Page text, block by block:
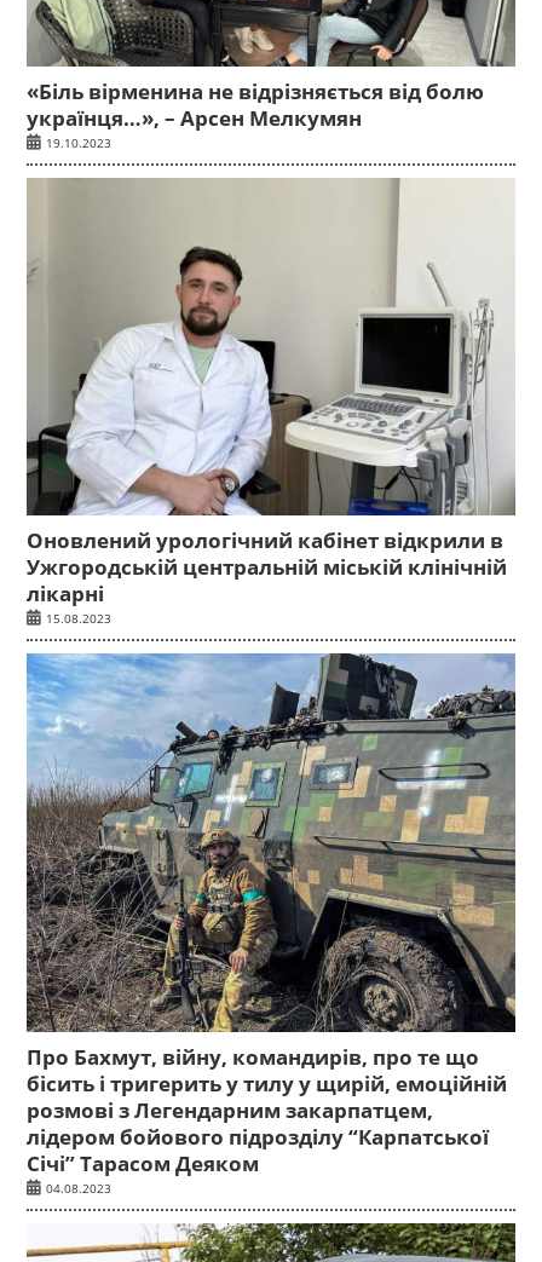
«Біль вірменина не відрізняється від болю
українця…», – Арсен Мелкумян
19.10.2023
Оновлений урологічний кабінет відкрили в
Ужгородській центральній міській клінічній
лікарні
15.08.2023
Про Бахмут, війну, командирів, про те що
бісить і тригерить у тилу у щирій, емоційній
розмові з Легендарним закарпатцем,
лідером бойового підрозділу “Карпатської
Січі” Тарасом Деяком
04.08.2023